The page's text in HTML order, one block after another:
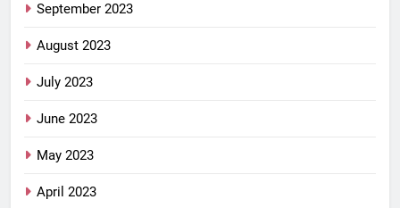
September 2023
August 2023
July 2023
June 2023
May 2023
April 2023